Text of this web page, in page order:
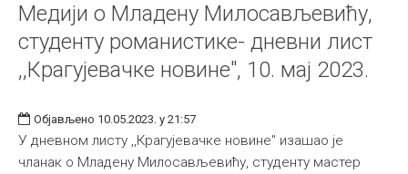
Медији о Младену Милосављевићу,
студенту романистике- дневни лист
,,Крагујевачке новине", 10. мај 2023.
Објављено 10.05.2023. у 21:57
У дневном листу ,,Крагујевачке новине" изашао је
чланак о Младену Милосављевићу, студенту мастер